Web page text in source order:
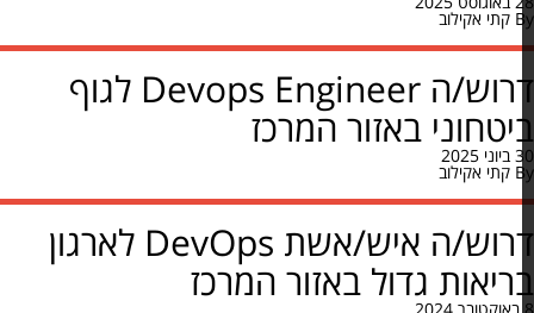
קתי אקילוב
דרוש/ה Devops Engineer לגוף
באזור המרכז
קתי אקילוב
דרוש/ה איש/אשת DevOps לארגון
גדול באזור המרכז